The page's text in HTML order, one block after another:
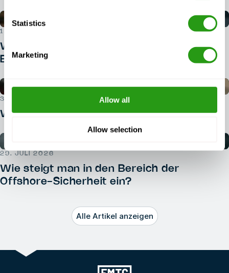
Statistics
Marketing
Allow all
Allow selection
1. AUGUST 2026
Welchen Ausweis benötigen Sie für
BOSIET?
30. JULI 2026
Wie buche ich einen BOSIET-Kurs?
29. JULI 2026
Wie steigt man in den Bereich der
Offshore-Sicherheit ein?
Alle Artikel anzeigen